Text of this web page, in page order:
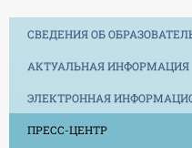
СВЕДЕНИЯ ОБ
АКТУАЛЬНАЯ ИНФОРМАЦИЯ
ЭЛЕКТРОННАЯ
ПРЕСС-ЦЕНТР